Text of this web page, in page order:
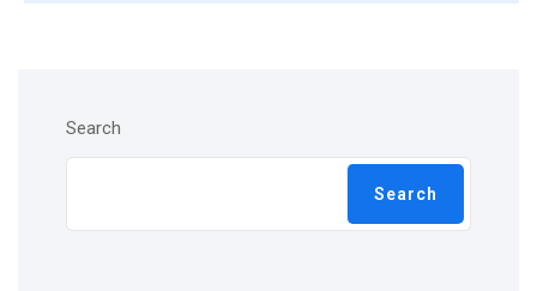
Search
Search